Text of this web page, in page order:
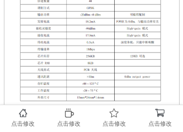
备注：
1 、模块的供电电压会影响发射功率，在工作电压范围
点击修改 点击修改 点击修改 点击修改